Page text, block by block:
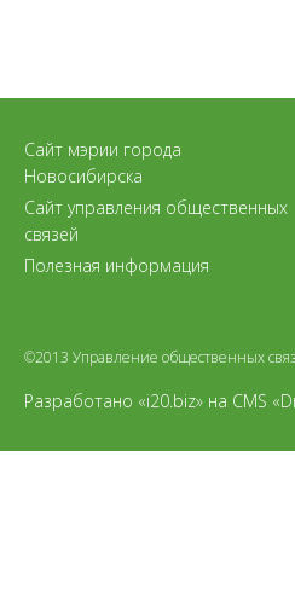
Сайт мэрии города
Новосибирска
Сайт управления общественных
связей
Полезная информация
©2013 Управление общественных
Разработано «i20.biz» на CMS